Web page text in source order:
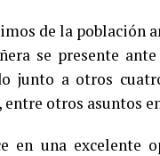
de la población
se presente
junto a otros
entre otros asuntos
en una excelente